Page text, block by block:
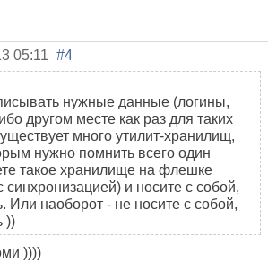
05:11 #4
нужные данные (логины,
другом месте как раз для таких
много утилит-хранилищ,
нужно помнить всего один
такое хранилище на флешке
и носите с собой,
Или наоборот - не носите с собой,
))
))))